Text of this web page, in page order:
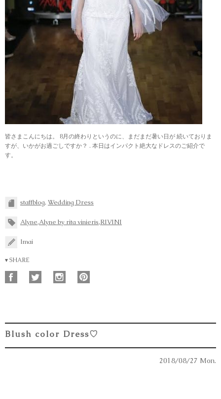
皆さまこんにちは。 8月の終わりというのに、まだまだ暑い日が 続いておりま
すが、いかがお過ごしですか？ . 本日はインパクト絶大なドレスのご紹介で
す。
staffblog, Wedding Dress
Alyne,Alyne by rita vinieris,RIVINI
Imai
▾ SHARE
Blush color Dress♡
2018/08/27 Mon.